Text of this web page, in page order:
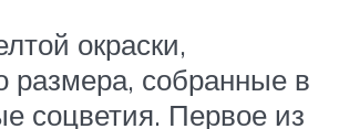
окраски,
размера, собранные в
соцветия. Первое из